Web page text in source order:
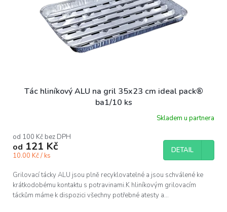
Tác hliníkový ALU na gril 35x23 cm ideal pack®
ba1/10 ks
Skladem u partnera
od 100 Kč bez DPH
od 121 Kč
10.00 Kč / ks
DETAIL
Grilovací tácky ALU jsou plně recyklovatelné a jsou schválené ke
krátkodobému kontaktu s potravinami.K hliníkovým grilovacím
táckům máme k dispozici všechny potřebné atesty a...